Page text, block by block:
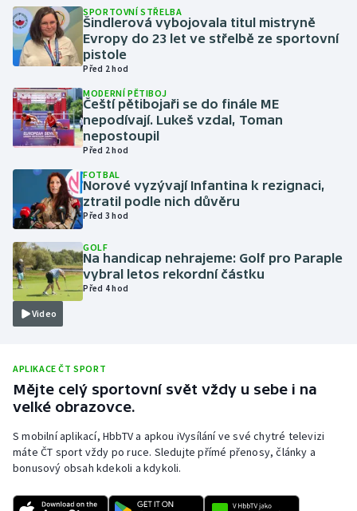
Lezení
Moderní pětiboj
Motorsport
Olympijské hry
Parasport
Plavání
Plážový volejbal
Rychlobruslení
Short track
Sportovní střelba
SPORTOVNÍ STŘELBA
Šindlerová vybojovala titul mistryně
Evropy do 23 let ve střelbě ze sportovní
pistole
Před 2 hod
MODERNÍ PĚTIBOJ
Čeští pětibojaři se do finále ME
nepodívají. Lukeš vzdal, Toman
nepostoupil
Před 2 hod
FOTBAL
Norové vyzývají Infantina k rezignaci,
ztratil podle nich důvěru
Před 3 hod
Video
GOLF
Na handicap nehrajeme: Golf pro Paraple
vybral letos rekordní částku
Před 4 hod
APLIKACE ČT SPORT
Mějte celý sportovní svět vždy u sebe i na
velké obrazovce.
S mobilní aplikací, HbbTV a apkou iVysílání ve své chytré televizi
máte ČT sport vždy po ruce. Sledujte přímé přenosy, články a
bonusový obsah kdekoli a kdykoli.